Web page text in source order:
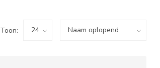
Toon: